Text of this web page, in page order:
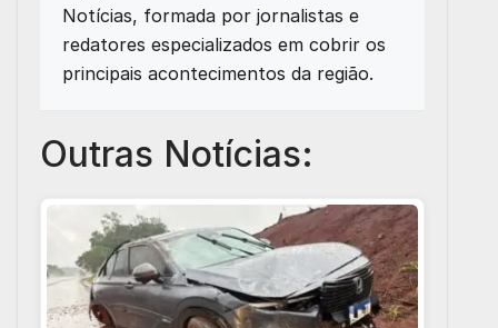
Notícias, formada por jornalistas e
redatores especializados em cobrir os
principais acontecimentos da região.
Outras Notícias: